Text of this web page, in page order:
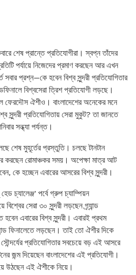
শেষ প্রান্তে প্রতিযোগীরা। স্বপ্ন তাঁদের
পর্যায়ে নিজেদের প্রমাণ করছেন আর এখন
প্রশ্ন—কে হবেন বিশ্ব সুন্দরী প্রতিযোগিতার
বিশ্বসেরা ত্রিশ প্রতিযোগী লড়ছে।
ফেরদৌস ঐশীও। বাংলাদেশের অনেকের মনে
সুন্দরী প্রতিযোগিতায় সেরা মুকুট? তা জানতে
সন্ধ্যা পর্যন্ত।
শেষ মুহূর্তের প্রস্তুতি। চলছে টানটান
করছেন রোমাঞ্চকর সময়। অপেক্ষা মাত্র আট
কে হচ্ছেন এবারের আসরের বিশ্ব সুন্দরী।
চ্যালেঞ্জ’ পর্বে গ্রুপ চ্যাম্পিয়ন
বিশ্বের সেরা ৩০ সুন্দরী লড়ছেন গ্র্যান্ড
হবেন এবারের বিশ্ব সুন্দরী। এবারই প্রথম
ফিনালেতে লড়ছেন। তাই তো ঐশীর দিকে
প্রতিযোগিতার সবচেয়ে বড় এই আসরে
জন্ম দিয়েছেন বাংলাদেশের এই প্রতিযোগী।
উঠছেন এই ঐশীকে নিয়ে।